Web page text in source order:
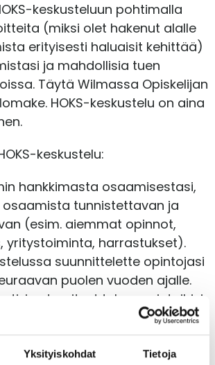
Yksityiskohdat Tietoja
keskusteluun pohtimalla
(miksi olet hakenut alalle
erityisesti haluaisit kehittää)
ja mahdollisia tuen
Täytä Wilmassa Opiskelijan
HOKS-keskustelu on aina
keskustelu:
hankkimasta osaamisestasi,
tunnistettavan ja
(esim. aiemmat opinnot,
yritystoiminta, harrastukset).
suunnittelette opintojasi
puolen vuoden ajalle.
jos tarvitset tukea opintoihisi.
tiedät, mistä ja millaista tukea
saada.
rohkeasti!